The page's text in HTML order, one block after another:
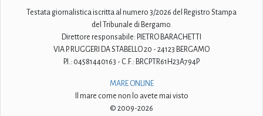
Testata giornalistica iscritta al numero 3/2026 del Registro Stampa
del Tribunale di Bergamo.
Direttore responsabile: PIETRO BARACHETTI
VIA P. RUGGERI DA STABELLO 20 - 24123 BERGAMO
P.I.: 04581440163 - C.F.: BRCPTR61H23A794P
MARE ONLINE
Il mare come non lo avete mai visto
© 2009-2026